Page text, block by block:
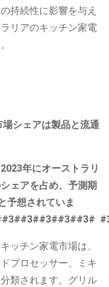
持続性に影響を与え
リアのキッチン家電
場シェアは製品と流通
年にオーストラリ
ェアを占め、予測期
予想されていま
ッチン家電市場は、
プロセッサー、ミキ
類されます。グリル